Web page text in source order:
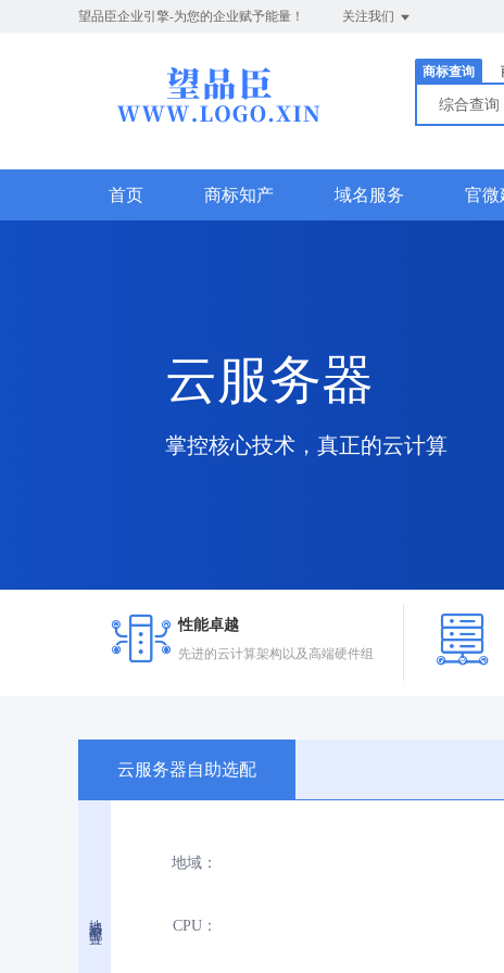
望品臣企业引擎-为您的企业赋予能量！ 关注我们
商标查询
综合查询
首页 商标知产 域名服务 官微
云服务器
掌控核心技术，真正的云计算
性能卓越
先进的云计算架构以及高端硬件组
云服务器自助选配
地域与配置
地域：
CPU：